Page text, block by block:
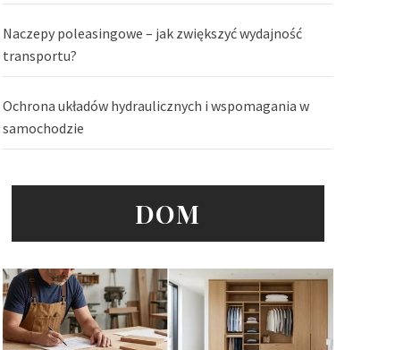
Naczepy poleasingowe – jak zwiększyć wydajność
transportu?
Ochrona układów hydraulicznych i wspomagania w
samochodzie
DOM